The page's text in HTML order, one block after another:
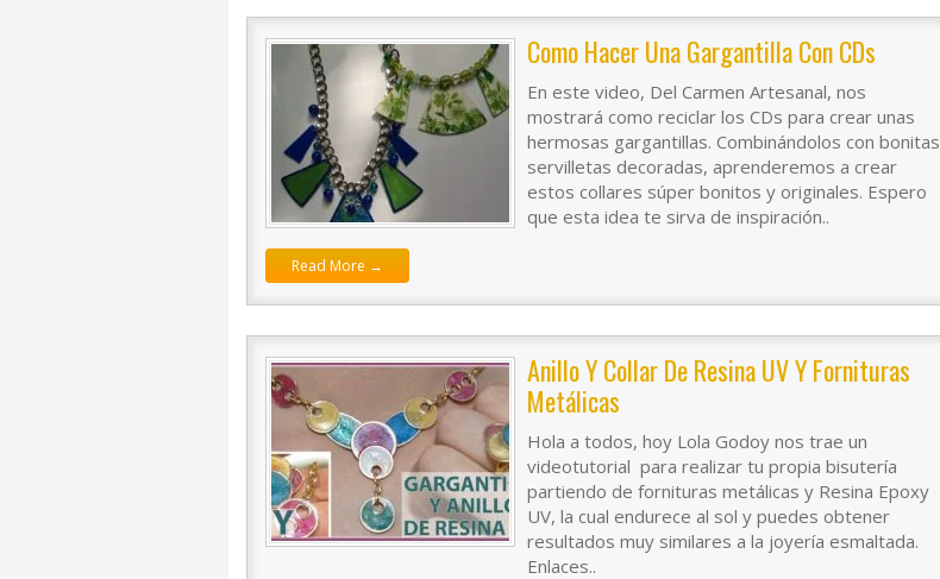
Como Hacer Una Gargantilla Con CDs
En este video, Del Carmen Artesanal, nos
mostrará como reciclar los CDs para crear unas
hermosas gargantillas. Combinándolos con bonitas
servilletas decoradas, aprenderemos a crear
estos collares súper bonitos y originales. Espero
que esta idea te sirva de inspiración..
Read More →
Anillo Y Collar De Resina UV Y Fornituras
Metálicas
Hola a todos, hoy Lola Godoy nos trae un
videotutorial para realizar tu propia bisutería
partiendo de fornituras metálicas y Resina Epoxy
UV, la cual endurece al sol y puedes obtener
resultados muy similares a la joyería esmaltada.
Enlaces..